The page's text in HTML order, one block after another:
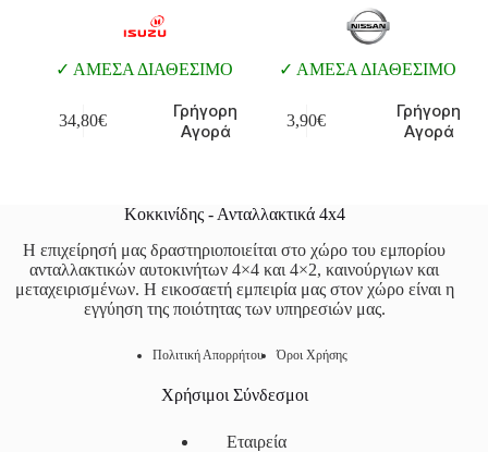
ΑΜΕΣΑ ΔΙΑΘΕΣΙΜΟ
34,80€
Γρήγορη
Αγορά
ΑΜΕΣΑ ΔΙΑΘΕΣΙΜΟ
3,90€
Γρήγορη
Αγορά
Κοκκινίδης - Ανταλλακτικά 4x4
Η επιχείρησή μας δραστηριοποιείται στο χώρο του εμπορίου
ανταλλακτικών αυτοκινήτων 4×4 και 4×2, καινούργιων και
μεταχειρισμένων. Η εικοσαετή εμπειρία μας στον χώρο είναι η
εγγύηση της ποιότητας των υπηρεσιών μας.
Πολιτική Απορρήτου Όροι Χρήσης
Χρήσιμοι Σύνδεσμοι
Εταιρεία